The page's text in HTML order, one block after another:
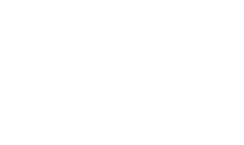
MONTAR
AJUDE-